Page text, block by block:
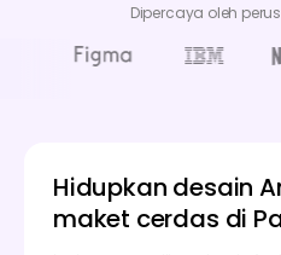
Dipercaya oleh
Hidupkan desain
maket cerdas di